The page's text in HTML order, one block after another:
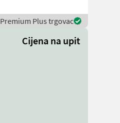
Premium Plus trgovac
Cijena na upit